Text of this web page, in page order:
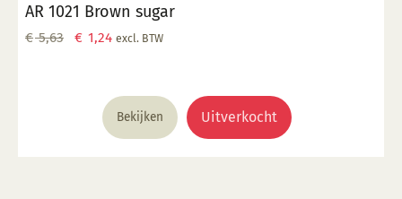
AR 1021 Brown sugar
€5,63
Oorspronkelijke
€ 5,63.
€ 1,24Huidige
€ 1,24.
excl. BTW
Bekijken Uitverkocht